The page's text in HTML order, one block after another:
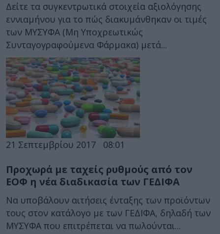
Δείτε τα συγκεντρωτικά στοιχεία αξιολόγησης
εννιαμήνου για το πώς διακυμάνθηκαν οι τιμές
των ΜΥΣΥΦΑ (Μη Υποχρεωτικώς
Συνταγογραφούμενα Φάρμακα) μετά...
21 Σεπτεμβρίου 2017 08:01
Προχωρά με ταχείς ρυθμούς από τον
ΕΟΦ η νέα διαδικασία των ΓΕΔΙΦΑ
Να υποβάλουν αιτήσεις ένταξης των προϊόντων
τους στον κατάλογο με των ΓΕΔΙΦΑ, δηλαδή των
ΜΥΣΥΦΑ που επιτρέπεται να πωλούνται...